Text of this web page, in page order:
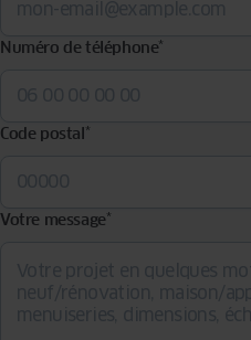
Numéro de téléphone*
Code postal*
Votre message*